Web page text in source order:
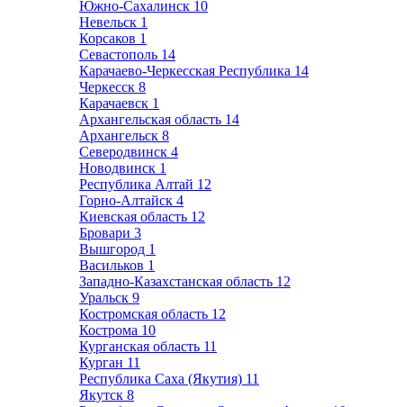
Южно-Сахалинск 10
Невельск 1
Корсаков 1
Севастополь 14
Карачаево-Черкесская Республика 14
Черкесск 8
Карачаевск 1
Архангельская область 14
Архангельск 8
Северодвинск 4
Новодвинск 1
Республика Алтай 12
Горно-Алтайск 4
Киевская область 12
Бровари 3
Вышгород 1
Васильков 1
Западно-Казахстанская область 12
Уральск 9
Костромская область 12
Кострома 10
Курганская область 11
Курган 11
Республика Саха (Якутия) 11
Якутск 8